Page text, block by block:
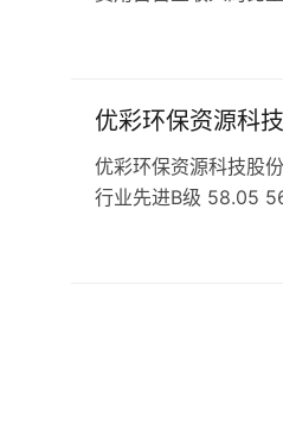
优彩环保资源科
优彩环保资源科技股
行业先进B级 58.05